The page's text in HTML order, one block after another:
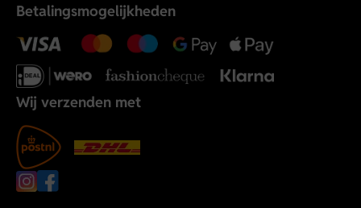
Betalingsmogelijkheden
Wij verzenden met